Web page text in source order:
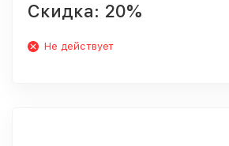
Скидка: 20%
Не действует